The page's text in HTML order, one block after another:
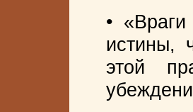
•
истины,
этой